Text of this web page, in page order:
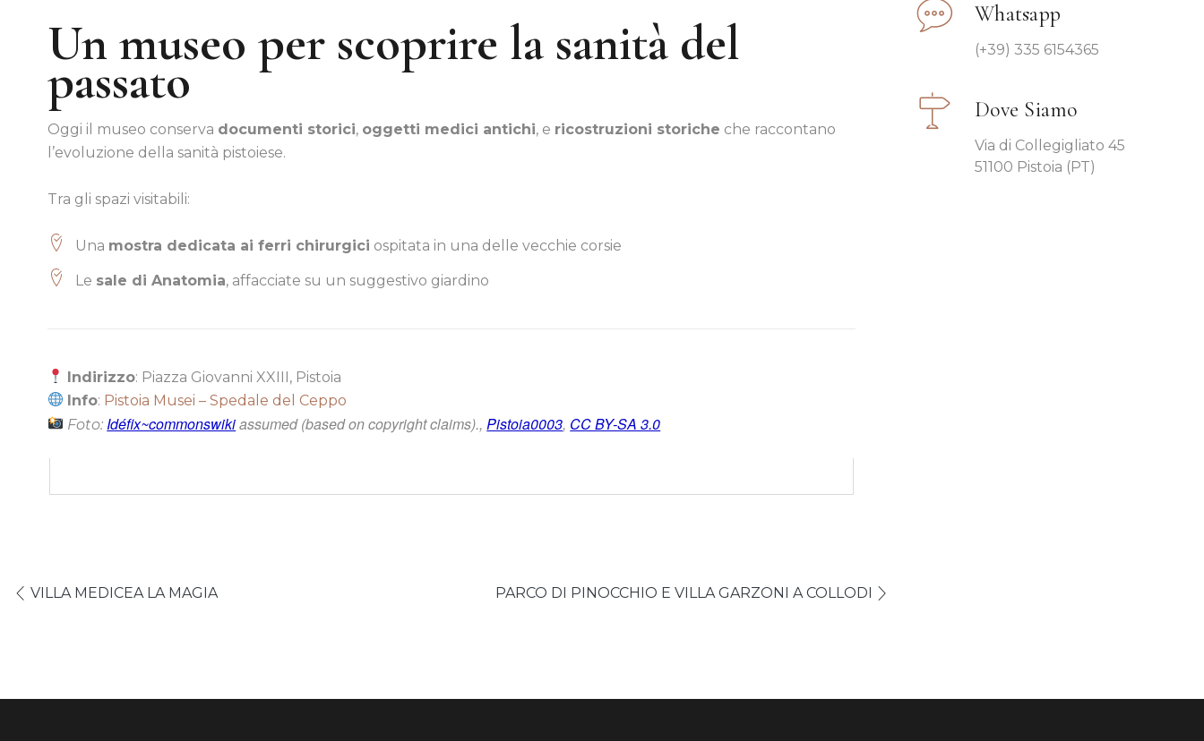
Un museo per scoprire la sanità del
passato
Oggi il museo conserva documenti storici, oggetti medici antichi, e ricostruzioni storiche che raccontano
l’evoluzione della sanità pistoiese.
Tra gli spazi visitabili:
Una mostra dedicata ai ferri chirurgici ospitata in una delle vecchie corsie
Le sale di Anatomia, affacciate su un suggestivo giardino
Indirizzo: Piazza Giovanni XXIII, Pistoia
Info: Pistoia Musei – Spedale del Ceppo
Foto: Idéfix~commonswikiassumed (based on copyright claims).,Pistoia0003, CC BY-SA 3.0
VILLA MEDICEA LA MAGIA PARCO DI PINOCCHIO E VILLA GARZONI A COLLODI
Whatsapp
(+39) 335 6154365
Dove Siamo
Via di Collegigliato 45
51100 Pistoia (PT)